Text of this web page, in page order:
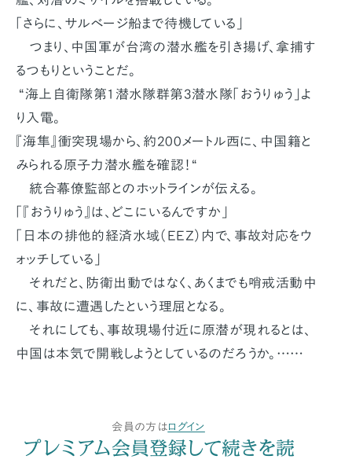
「さらに、サルベージ船まで待機している」
つまり、中国軍が台湾の潜水艦を引き揚げ、拿捕す
るつもりということだ。
“海上自衛隊第1潜水隊群第3潜水隊「おうりゅう」よ
り入電。
『海隼』衝突現場から、約200メートル西に、中国籍と
みられる原子力潜水艦を確認！“
統合幕僚監部とのホットラインが伝える。
「『おうりゅう』は、どこにいるんですか」
「日本の排他的経済水域（EEZ）内で、事故対応をウ
ォッチしている」
それだと、防衛出動ではなく、あくまでも哨戒活動中
に、事故に遭遇したという理屈となる。
それにしても、事故現場付近に原潜が現れるとは、
中国は本気で開戦しようとしているのだろうか。……
会員の方はログイン
プレミアム会員登録して続きを読